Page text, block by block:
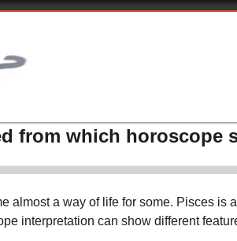
from which horoscope
almost a way of life for some. Pisces is
interpretation can show different